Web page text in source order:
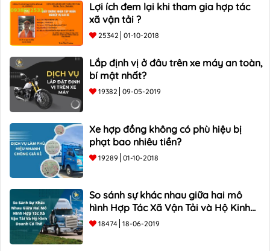
Lợi ích đem lại khi tham gia hợp tác
xã vận tải ?
25342 01-10-2018
Lắp định vị ở đâu trên xe máy an toàn,
bí mật nhất?
19382 09-05-2019
Xe hợp đồng không có phù hiệu bị
phạt bao nhiêu tiền?
19289 01-10-2018
So sánh sự khác nhau giữa hai mô
hình Hợp Tác Xã Vận Tải và Hộ Kinh
Doanh Cá Thể
18474 18-06-2019